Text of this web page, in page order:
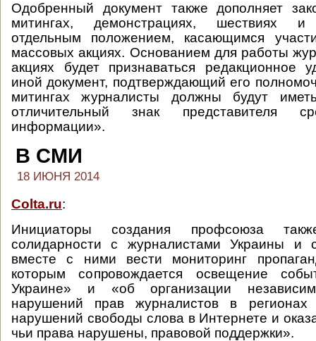
Одобренный документ также дополняет
митингах, демонстрациях, шествиях и
отдельным положением, касающимся
массовых акциях. Основанием для работы
акциях будет признаваться редакционное
иной документ, подтверждающий его
митингах журналисты должны будут
отличительный знак представителя
информации».
В СМИ
18 ИЮНЯ 2014
Colta.ru:
Инициаторы создания профсоюза
солидарности с журналистами Украины и
вместе с ними вести мониторинг
которым сопровождается освещение
Украине» и «об организации
нарушений прав журналистов в
нарушений свободы слова в Интернете и
чьи права нарушены, правовой поддержки».